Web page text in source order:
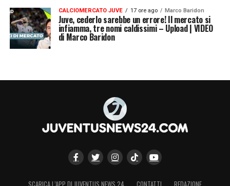
CALCIOMERCATO JUVE 17 ore ago Marco Baridon
Juve, cederlo sarebbe un errore! Il mercato si
infiamma, tre nomi caldissimi – Upload | VIDEO
di Marco Baridon